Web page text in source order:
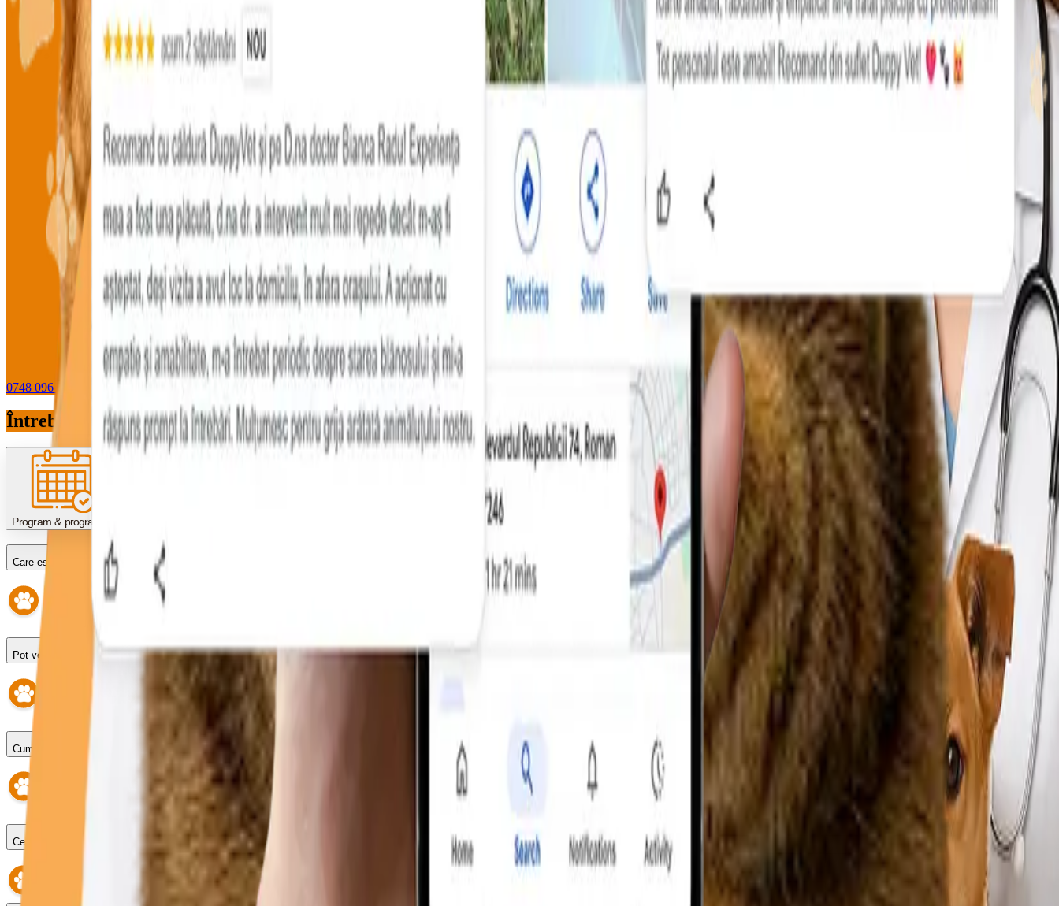
0748 096 612 WhatsApp
Întrebări pe care le primim des
Program & programări
Care este programul?
Pot veni fără programare?
Cum fac o programare?
Ce se întâmplă dacă întârzii?